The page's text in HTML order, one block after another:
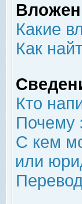
Какие
Как
Кто
Почему
С кем
или